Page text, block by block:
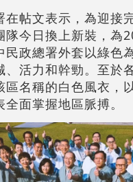
在帖文表示，為迎接
隊今日換上新裝，為
民政總署外套以綠色
、活力和幹勁。至於
區名稱的白色風衣，
面掌握地區脈搏。